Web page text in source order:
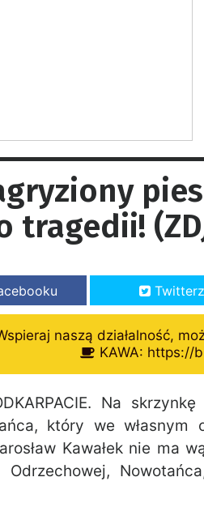
naszą działalność,
KAWA: https://
Na
który we
Kawałek nie ma
Odrzechowej,